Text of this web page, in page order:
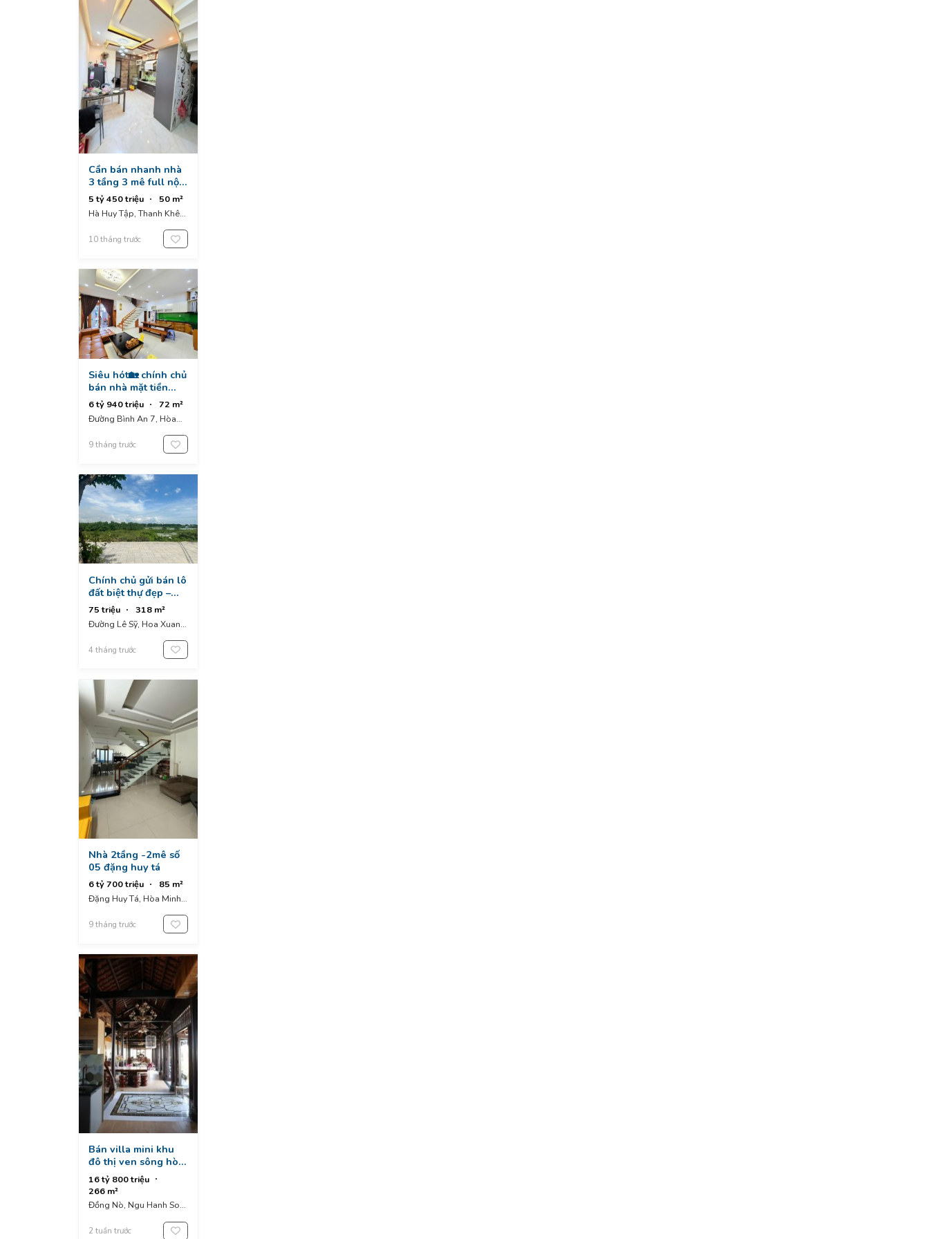
Cần bán nhanh nhà
3 tầng 3 mê full nội
thất -kiệt rộng 8m
oto đậu đỗ - hà huy
tập - thanh khê.
5 tỷ 450 triệu
50 m²
Hà Huy Tập, Thanh Khê,
10 tháng trước
Siêu hót🏡 chính chủ
bán nhà mặt tiền
bình an 7 – hòa
cường bắc – hải châu
🏡
6 tỷ 940 triệu
72 m²
Đường Bình An 7, Hòa
Hải Châu District, Da
9 tháng trước
Chính chủ gửi bán lô
đất biệt thự đẹp –
đường lê sỹ – gần
sông – hòa xuân, đà
nẵng
75 triệu
318 m²
Đường Lê Sỹ, Hoa Xuan,
4 tháng trước
Nhà 2tầng -2mê số
05 đặng huy tá
6 tỷ 700 triệu
85 m²
Đặng Huy Tá, Hòa Minh,
Vietnam
9 tháng trước
Bán villa mini khu
đô thị ven sông hòa
quý - đồng nò - ngũ
hành sơn
16 tỷ 800 triệu
266 m²
Đồng Nò, Ngu Hanh Son,
2 tuần trước